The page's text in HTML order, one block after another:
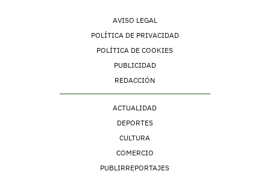
AVISO LEGAL
POLÍTICA DE PRIVACIDAD
POLÍTICA DE COOKIES
PUBLICIDAD
REDACCIÓN
ACTUALIDAD
DEPORTES
CULTURA
COMERCIO
PUBLIRREPORTAJES